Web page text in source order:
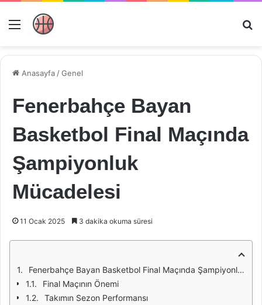
Menü
Anasayfa /Genel
Fenerbahçe Bayan
Basketbol Final Maçında
Şampiyonluk
Mücadelesi
11 Ocak 2025 3 dakika okuma süresi
Fenerbahçe Bayan Basketbol Final Maçında Şampiyonluk Mücadelesi
Final Maçının Önemi
Takımın Sezon Performansı